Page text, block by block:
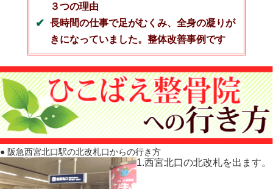
３つの理由
長時間の仕事で足がむくみ、全身の凝りが
きになっていました。整体改善事例です
● 阪急西宮北口駅の北改札口からの行き方
1.西宮北口の北改札を出ます。